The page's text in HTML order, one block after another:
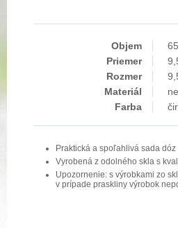
Objem
Priemer
Rozmer
Materiál
Farba
Praktická a spoľahlivá sada
Vyrobená z odolného skla s
Upozornenie: s výrobkami zo
v prípade praskliny výrobok